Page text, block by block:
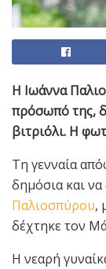
Η Ιωάννα
πρόσωπό της,
βιτριόλι. Η
Τη γενναία
δημόσια και
Παλιοσπύρου,
δέχτηκε τον
Η νεαρή